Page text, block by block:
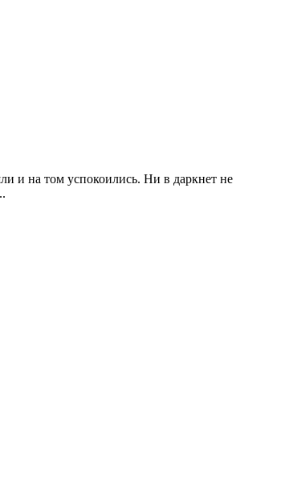
и на том успокоились. Ни в даркнет не